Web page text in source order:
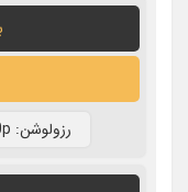
رزولوشن: 1080p